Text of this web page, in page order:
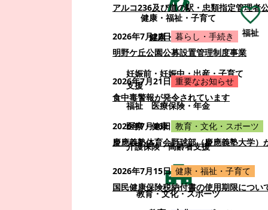
健康・福祉・子育て
健康・福祉・子育て
妊娠前・妊娠中・出産・子育て
支援
福祉
医療保険・年金
医療・健康
介護保険・高齢者支援
教育・文化・スポーツ
アルコ236及び道の駅・忠類指定管理者
2026年7月22日 暮らし・手続き
明野ケ丘公園公募設置管理制度事業
2026年7月21日 重要なお知らせ
食中毒警報が発令されています
2026年7月16日 教育・文化・スポーツ
慶應義塾体育会野球部（慶應義塾大学）
2026年7月15日 健康・福祉・子育て
国民健康保険税納付書の使用期限につい
福祉